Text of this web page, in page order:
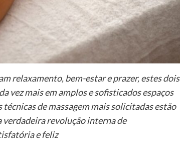
relaxamento, bem-estar e prazer, estes dois
vez mais em amplos e sofisticados espaços
de massagem mais solicitadas estão
revolução interna de
e feliz